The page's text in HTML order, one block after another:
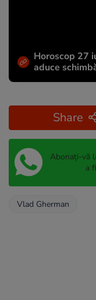
Horoscop 27
aduce
Share
Abonați-vă
a
Vlad Gherman